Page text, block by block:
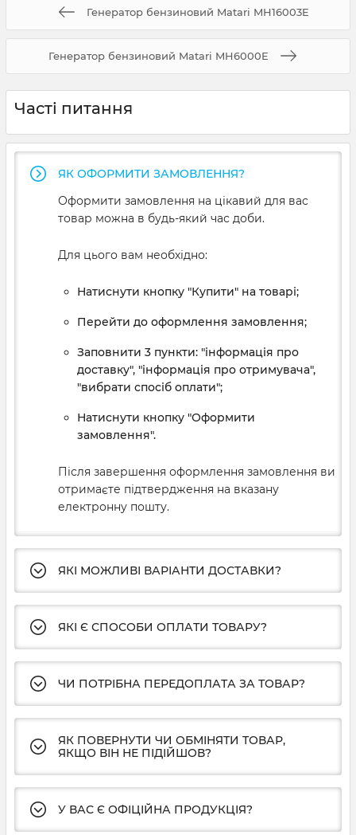
Генератор бензиновий Matari MH16003E
Генератор бензиновий Matari MH6000E
Часті питання
ЯК ОФОРМИТИ ЗАМОВЛЕННЯ?
Оформити замовлення на цікавий для вас
товар можна в будь-який час доби.
Для цього вам необхідно:
Натиснути кнопку "Купити" на товарі;
Перейти до оформлення замовлення;
Заповнити 3 пункти: "інформація про
доставку", "інформація про отримувача",
"вибрати спосіб оплати";
Натиснути кнопку "Оформити
замовлення".
Після завершення оформлення замовлення ви
отримаєте підтвердження на вказану
електронну пошту.
ЯКІ МОЖЛИВІ ВАРІАНТИ ДОСТАВКИ?
ЯКІ Є СПОСОБИ ОПЛАТИ ТОВАРУ?
ЧИ ПОТРІБНА ПЕРЕДОПЛАТА ЗА ТОВАР?
ЯК ПОВЕРНУТИ ЧИ ОБМІНЯТИ ТОВАР,
ЯКЩО ВІН НЕ ПІДІЙШОВ?
У ВАС Є ОФІЦІЙНА ПРОДУКЦІЯ?